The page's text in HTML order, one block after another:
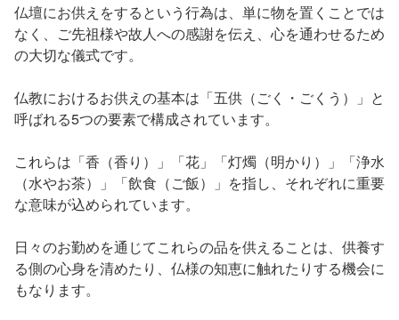
仏壇にお供えをするという行為は、単に物を置くことでは
なく、ご先祖様や故人への感謝を伝え、心を通わせるため
の大切な儀式です。
仏教におけるお供えの基本は「五供（ごく・ごくう）」と
呼ばれる5つの要素で構成されています。
これらは「香（香り）」「花」「灯燭（明かり）」「浄水
（水やお茶）」「飲食（ご飯）」を指し、それぞれに重要
な意味が込められています。
日々のお勤めを通じてこれらの品を供えることは、供養す
る側の心身を清めたり、仏様の知恵に触れたりする機会に
もなります。